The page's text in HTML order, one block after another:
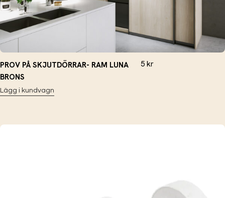
PROV PÅ SKJUTDÖRRAR- RAM LUNA
BRONS
Lägg i kundvagn
5 kr